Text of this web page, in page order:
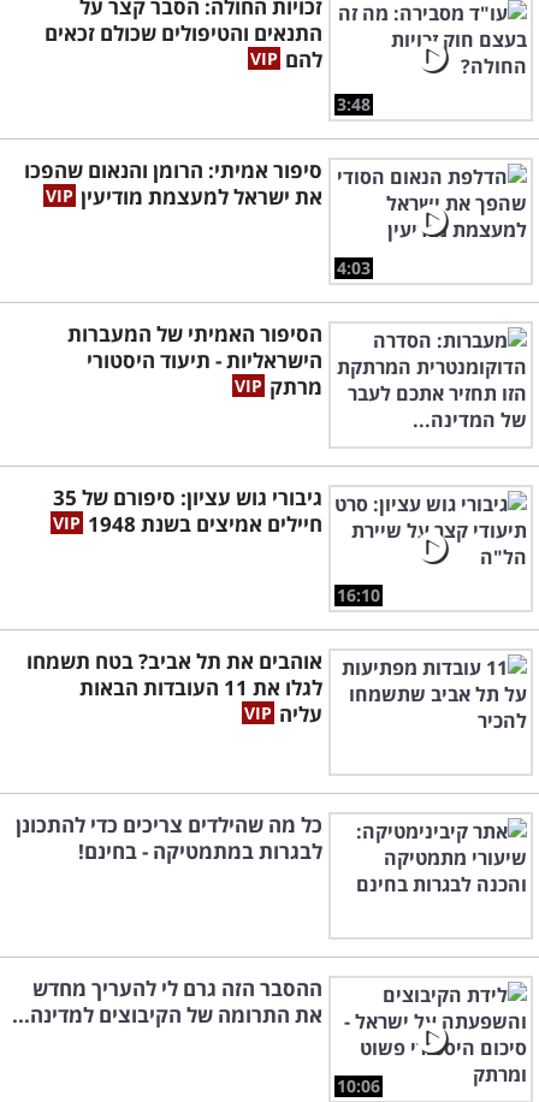
3:48
זכויות החולה: הסבר קצר על
התנאים והטיפולים שכולם זכאים
להם
4:03
סיפור אמיתי: הרומן והנאום שהפכו
את ישראל למעצמת מודיעין
הסיפור האמיתי של המעברות
הישראליות - תיעוד היסטורי
מרתק
16:10
גיבורי גוש עציון: סיפורם של 35
חיילים אמיצים בשנת 1948
אוהבים את תל אביב? בטח תשמחו
לגלו את 11 העובדות הבאות
עליה
כל מה שהילדים צריכים כדי להתכונן
לבגרות במתמטיקה - בחינם!
10:06
ההסבר הזה גרם לי להעריך מחדש
את התרומה של הקיבוצים למדינה...